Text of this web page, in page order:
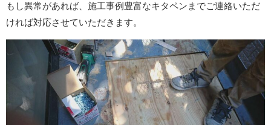
もし異常があれば、施工事例豊富なキタペンまでご連絡いただ
ければ対応させていただきます。